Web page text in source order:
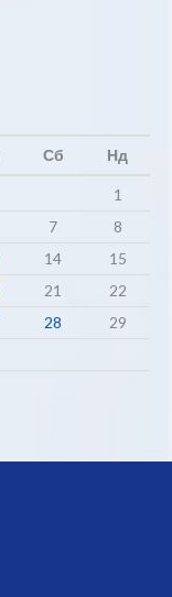
Сб Нд
1
7
8
14
15
21
22
28
29